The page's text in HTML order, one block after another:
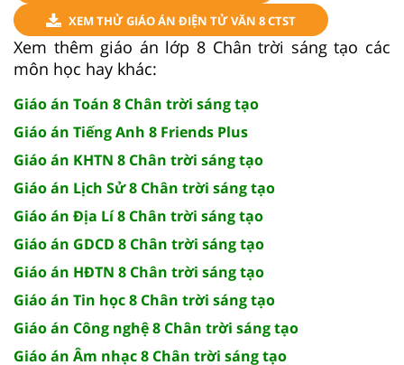
XEM THỬ GIÁO ÁN ĐIỆN TỬ VĂN 8 CTST
Xem thêm giáo án lớp 8 Chân trời sáng tạo các
môn học hay khác:
Giáo án Toán 8 Chân trời sáng tạo
Giáo án Tiếng Anh 8 Friends Plus
Giáo án KHTN 8 Chân trời sáng tạo
Giáo án Lịch Sử 8 Chân trời sáng tạo
Giáo án Địa Lí 8 Chân trời sáng tạo
Giáo án GDCD 8 Chân trời sáng tạo
Giáo án HĐTN 8 Chân trời sáng tạo
Giáo án Tin học 8 Chân trời sáng tạo
Giáo án Công nghệ 8 Chân trời sáng tạo
Giáo án Âm nhạc 8 Chân trời sáng tạo